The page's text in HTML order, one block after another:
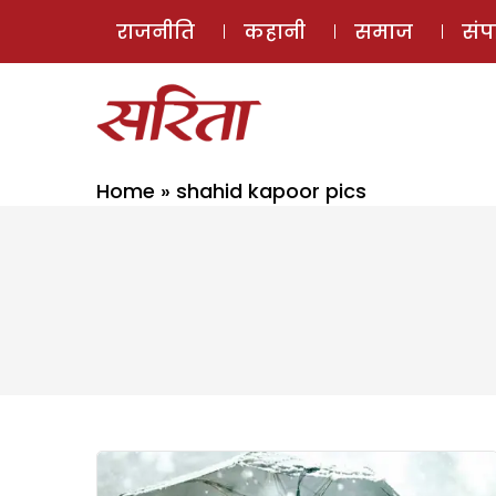
राजनीति कहानी समाज
Home » shahid kapoor pics